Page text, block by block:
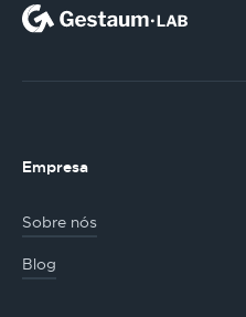
Empresa
Sobre nós
Blog